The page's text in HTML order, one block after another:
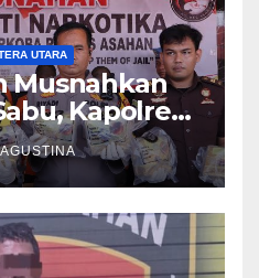
UTARA
Musnahkan
Kapolres
Perang